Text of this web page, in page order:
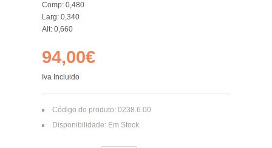
Comp: 0,480
Larg: 0,340
Alt: 0,660
94,00€
Iva Incluido
Código do produto: 0238.6.00
Disponibilidade: Em Stock